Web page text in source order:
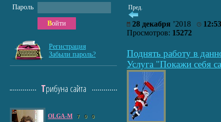
Пред.
28 декабря ’2018
12:53
Просмотров: 15272
Поднять работу в
Услуга "Покажи себя
Пароль
Войти
Регистрация
Забыли пароль?
Трибуна сайта
OLGA-M 7 0 0